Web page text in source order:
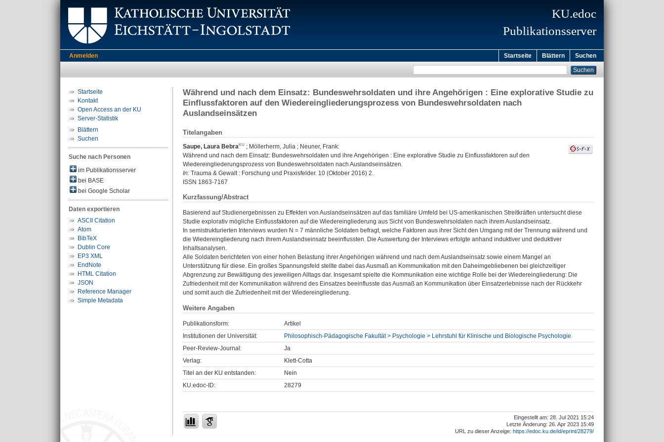
KU.edoc
Publikationsserver
Anmelden Startseite Blättern Suchen
Startseite
Kontakt
Open Access an der KU
Server-Statistik
Blättern
Suchen
Suche nach Personen
im Publikationsserver
bei BASE
bei Google Scholar
Daten exportieren
ASCII Citation
Atom
BibTeX
Dublin Core
EP3 XML
EndNote
HTML Citation
JSON
Reference Manager
Simple Metadata
Während und nach dem Einsatz: Bundeswehrsoldaten und ihre Angehörigen : Eine explorative Studie zu
Einflussfaktoren auf den Wiedereingliederungsprozess von Bundeswehrsoldaten nach
Auslandseinsätzen
Titelangaben
Saupe, Laura Bebra ; Möllerherm, Julia ; Neuner, Frank:
Während und nach dem Einsatz: Bundeswehrsoldaten und ihre Angehörigen : Eine explorative Studie zu Einflussfaktoren auf den
Wiedereingliederungsprozess von Bundeswehrsoldaten nach Auslandseinsätzen.
In: Trauma & Gewalt : Forschung und Praxisfelder. 10 (Oktober 2016) 2.
ISSN 1863-7167
Kurzfassung/Abstract
Basierend auf Studienergebnissen zu Effekten von Auslandseinsätzen auf das familiäre Umfeld bei US-amerikanischen Streitkräften untersucht diese
Studie explorativ mögliche Einflussfaktoren auf die Wiedereingliederung aus Sicht von Bundeswehrsoldaten nach ihrem Auslandseinsatz.
In semistrukturierten Interviews wurden N = 7 männliche Soldaten befragt, welche Faktoren aus ihrer Sicht den Umgang mit der Trennung während und
die Wiedereingliederung nach ihrem Auslandseinsatz beeinflussten. Die Auswertung der Interviews erfolgte anhand induktiver und deduktiver
Inhaltsanalysen.
Alle Soldaten berichteten von einer hohen Belastung ihrer Angehörigen während und nach dem Auslandseinsatz sowie einem Mangel an
Unterstützung für diese. Ein großes Spannungsfeld stellte dabei das Ausmaß an Kommunikation mit den Daheimgebliebenen bei gleichzeitiger
Abgrenzung zur Bewältigung des jeweiligen Alltags dar. Insgesamt spielte die Kommunikation eine wichtige Rolle bei der Wiedereingliederung: Die
Zufriedenheit mit der Kommunikation während des Einsatzes beeinflusste das Ausmaß an Kommunikation über Einsatzerlebnisse nach der Rückkehr
und somit auch die Zufriedenheit mit der Wiedereingliederung.
Weitere Angaben
Publikationsform:
Artikel
Institutionen der Universität:
Philosophisch-Pädagogische Fakultät > Psychologie > Lehrstuhl für Klinische und Biologische Psychologie
Peer-Review-Journal:
Ja
Verlag:
Klett-Cotta
Titel an der KU entstanden:
Nein
KU.edoc-ID:
28279
Eingestellt am: 28. Jul 2021 15:24
Letzte Änderung: 26. Apr 2023 15:49
URL zu dieser Anzeige: https://edoc.ku.de/id/eprint/28279/